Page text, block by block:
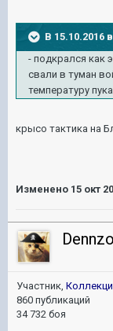
В 15.10.2016
- подкрался как
свали в туман
температуру
крысо тактика на
Изменено 15 окт
Dennzo
Участник,
860 публикаций
34 732 боя